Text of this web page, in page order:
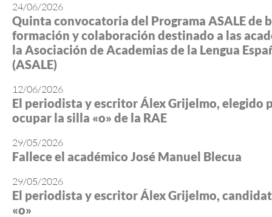
24/06/2026
Quinta convocatoria del Programa ASALE de
formación y colaboración destinado a las
la Asociación de Academias de la Lengua
(ASALE)
12/06/2026
El periodista y escritor Álex Grijelmo, elegido
ocupar la silla «o» de la RAE
29/05/2026
Fallece el académico José Manuel Blecua
29/05/2026
El periodista y escritor Álex Grijelmo,
«o»